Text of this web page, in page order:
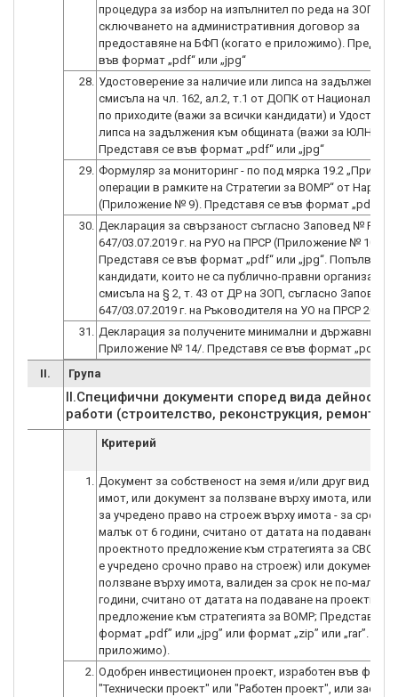
процедура за избор на изпълнител по реда на ЗОП
сключването на административния договор за
предоставяне на БФП (когато е приложимо).
във формат „pdf“ или „jpg“
28. Удостоверение за наличие или липса на задължения
смисъла на чл. 162, ал.2, т.1 от ДОПК от Национална
по приходите (важи за всички кандидати) и
липса на задължения към общината (важи за ЮЛНЦ).
Представя се във формат „pdf“ или „jpg“
29. Формуляр за мониторинг - по под мярка 19.2
операции в рамките на Стратегии за ВОМР“ от
(Приложение № 9). Представя се във формат „pdf“
30. Декларация за свързаност съгласно Заповед № РД
647/03.07.2019 г. на РУО на ПРСР (Приложение № 10).
Представя се във формат „pdf“ или „jpg“. Попълва
кандидати, които не са публично-правни организации
смисъла на § 2, т. 43 от ДР на ЗОП, съгласно Заповед
31. Декларация за получените минимални и държавни
Приложение № 14/. Представя се във формат „pdf“
II.
Група
II.Специфични документи според вида дейност -
работи (строителство, реконструкция, ремонт,
Критерий
1. Документ за собственост на земя и/или друг вид
имот, или документ за ползване върху имота, или
за учредено право на строеж върху имота - за срок
малък от 6 години, считано от датата на подаване на
проектното предложение към стратегията за СВОМР
е учредено срочно право на строеж) или документ за
ползване върху имота, валиден за срок не по-малък
години, считано от датата на подаване на проектното
предложение към стратегията за ВОМР; Представя се
формат „pdf” или „jpg” или формат „zip” или „rar”.
приложимо).
2. Одобрен инвестиционен проект, изработен във фаза
"Технически проект" или "Работен проект", или